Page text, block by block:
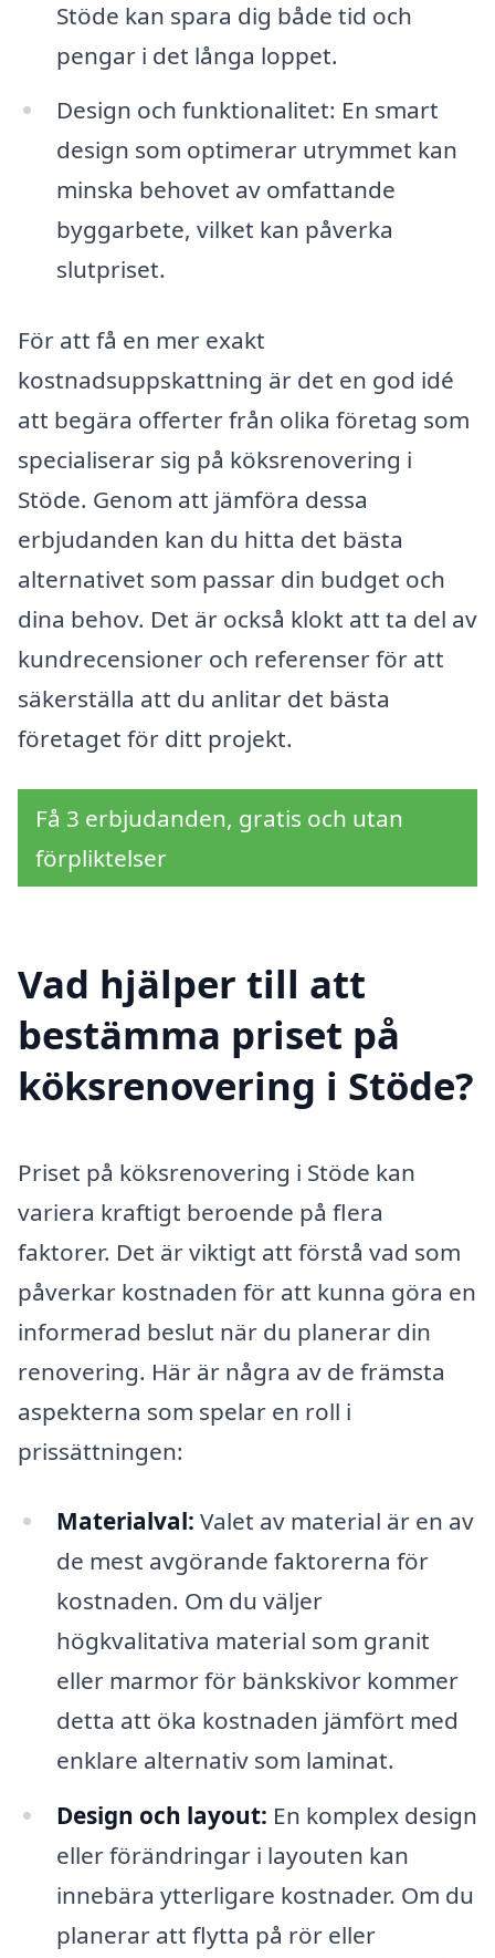
Stöde kan spara dig både tid och
pengar i det långa loppet.
Design och funktionalitet: En smart
design som optimerar utrymmet kan
minska behovet av omfattande
byggarbete, vilket kan påverka
slutpriset.
För att få en mer exakt
kostnadsuppskattning är det en god idé
att begära offerter från olika företag som
specialiserar sig på köksrenovering i
Stöde. Genom att jämföra dessa
erbjudanden kan du hitta det bästa
alternativet som passar din budget och
dina behov. Det är också klokt att ta del av
kundrecensioner och referenser för att
säkerställa att du anlitar det bästa
företaget för ditt projekt.
Få 3 erbjudanden, gratis och utan
förpliktelser
Vad hjälper till att
bestämma priset på
köksrenovering i Stöde?
Priset på köksrenovering i Stöde kan
variera kraftigt beroende på flera
faktorer. Det är viktigt att förstå vad som
påverkar kostnaden för att kunna göra en
informerad beslut när du planerar din
renovering. Här är några av de främsta
aspekterna som spelar en roll i
prissättningen:
Materialval: Valet av material är en av
de mest avgörande faktorerna för
kostnaden. Om du väljer
högkvalitativa material som granit
eller marmor för bänkskivor kommer
detta att öka kostnaden jämfört med
enklare alternativ som laminat.
Design och layout: En komplex design
eller förändringar i layouten kan
innebära ytterligare kostnader. Om du
planerar att flytta på rör eller